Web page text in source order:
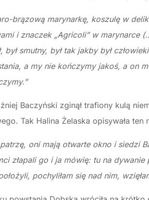
brązową marynarkę, koszulę w
i znaczek „Agricoli” w marynarce
był smutny, był tak jakby był
a my nie kończymy jakoś, a on
Baczyński zginął trafiony kulą
Tak Halina Żelaska opisywała
oni mają otwarte okno i siedzi
złapali go i ja mówię: tu na
pochyliłam się nad nim,